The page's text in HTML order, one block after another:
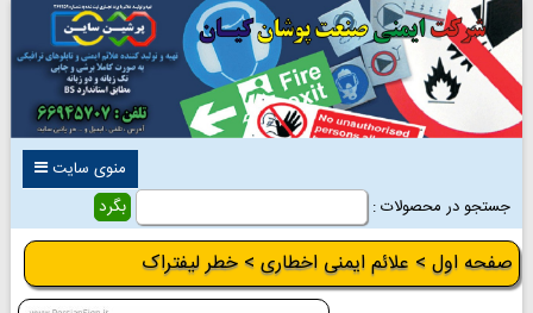
منوی سایت
جستجو در محصولات :
صفحه اول > علائم ایمنی اخطاری > خطر لیفتراک